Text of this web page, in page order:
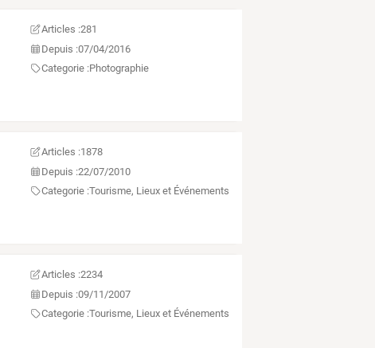
Articles :281
Depuis :07/04/2016
Categorie :Photographie
Articles :1878
Depuis :22/07/2010
Categorie :Tourisme, Lieux et Événements
Articles :2234
Depuis :09/11/2007
Categorie :Tourisme, Lieux et Événements